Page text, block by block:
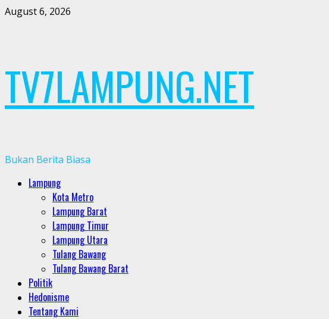
Skip
August 6, 2026
TV7LAMPUNG.NET
Bukan Berita Biasa
PrimaryLampung
Kota Metro
Lampung Barat
Lampung Timur
Lampung Utara
Tulang Bawang
Tulang Bawang Barat
Politik
Hedonisme
Tentang Kami